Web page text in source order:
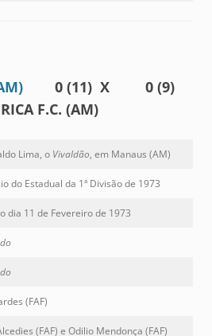
0 (11) X 0 (9)
F.C. (AM)
Lima, o Vivaldão, em Manaus (AM)
do Estadual da 1ª Divisão de 1973
dia 11 de Fevereiro de 1973
(FAF)
(FAF) e Odilio Mendonça (FAF)